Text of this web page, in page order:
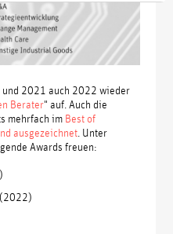
und 2021 auch 2022 wieder
Berater" auf. Auch die
mehrfach im Best of
ausgezeichnet . Unter
Awards freuen: